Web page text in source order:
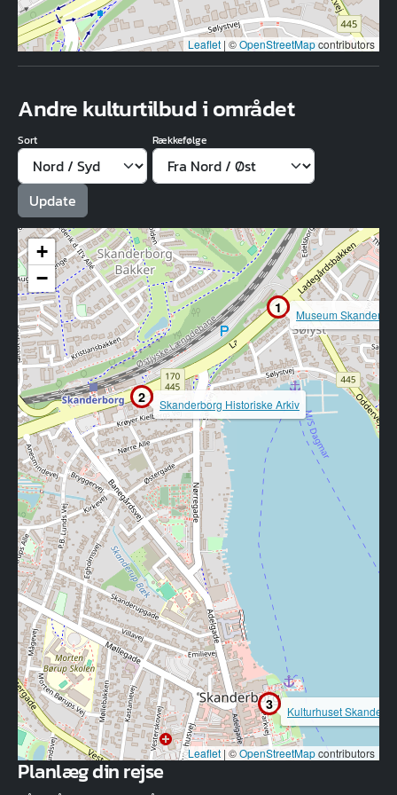
Leaflet | ©OpenStreetMapcontributors
Andre kulturtilbud i området
Sort Rækkefølge
1
2
3
Museum
Skanderborg Historiske Arkiv
Kulturhuset
+
−
Leaflet | ©OpenStreetMapcontributors
Planlæg din rejse